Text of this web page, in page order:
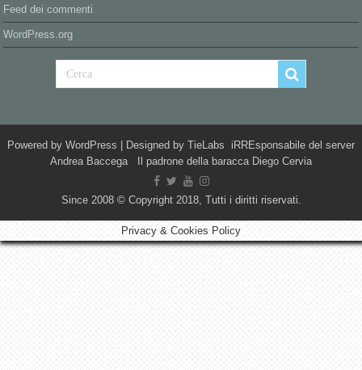
Feed dei commenti
WordPress.org
Powered by WordPress | Designed by TieLabs iRREsponsabile del server
Andrea Baccega Il padrone della baracca Diego Cervia
Since 2008 © Copyright 2018, Tutti i diritti riservati.
Privacy & Cookies Policy